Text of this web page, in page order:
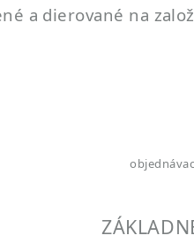
a dierované na